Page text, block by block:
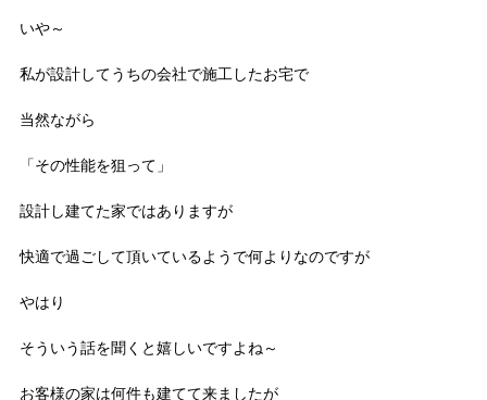
いや～
私が設計してうちの会社で施工したお宅で
当然ながら
「その性能を狙って」
設計し建てた家ではありますが
快適で過ごして頂いているようで何よりなのですが
やはり
そういう話を聞くと嬉しいですよね～
お客様の家は何件も建てて来ましたが